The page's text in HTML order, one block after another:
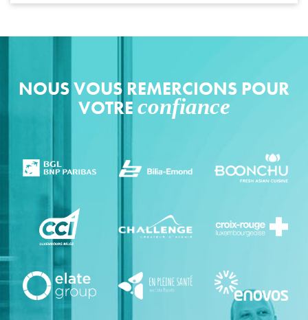
NOUS VOUS REMERCIONS POUR
VOTRE confiance